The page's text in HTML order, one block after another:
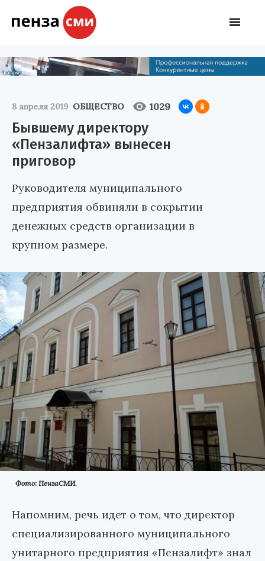
8 апреля 2019 ОБЩЕСТВО 1029
Бывшему директору
«Пензалифта» вынесен
приговор
Руководителя муниципального
предприятия обвиняли в сокрытии
денежных средств организации в
крупном размере.
Фото: ПензаСМИ.
Напомним, речь идет о том, что директор
специализированного муниципального
унитарного предприятия «Пензалифт» знал